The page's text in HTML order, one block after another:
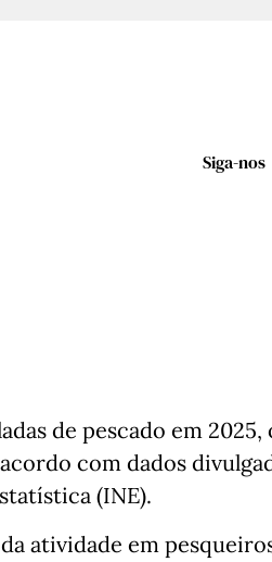
Siga-nos
de pescado em 2025,
com dados
(INE).
atividade em